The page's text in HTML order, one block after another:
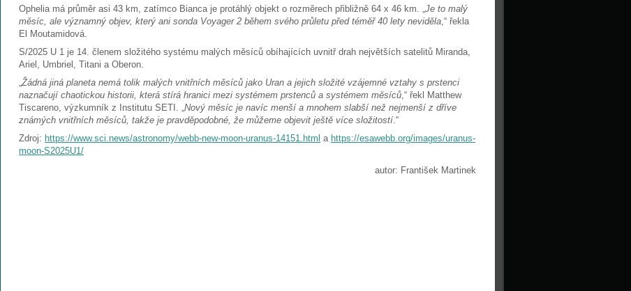
Ophelia má průměr asi 43 km, zatímco Bianca je protáhlý objekt o rozměrech přibližně 64 x 46 km. „Je to malý
měsíc, ale významný objev, který ani sonda Voyager 2 během svého průletu před téměř 40 lety neviděla,“ řekla
El Moutamidová.
S/2025 U 1 je 14. členem složitého systému malých měsíců obíhajících uvnitř drah největších satelitů Miranda,
Ariel, Umbriel, Titani a Oberon.
„Žádná jiná planeta nemá tolik malých vnitřních měsíců jako Uran a jejich složité vzájemné vztahy s prstenci
naznačují chaotickou historii, která stírá hranici mezi systémem prstenců a systémem měsíců,“ řekl Matthew
Tiscareno, výzkumník z Institutu SETI. „Nový měsíc je navíc menší a mnohem slabší než nejmenší z dříve
známých vnitřních měsíců, takže je pravděpodobné, že můžeme objevit ještě více složitostí.“
Zdroj: https://www.sci.news/astronomy/webb-new-moon-uranus-14151.html a https://esawebb.org/images/uranus-
moon-S2025U1/
autor: František Martinek